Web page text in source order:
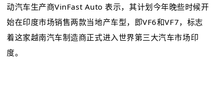
动汽车生产商VinFast Auto 表示，其计划今年晚些时候开
始在印度市场销售两款当地产车型，即VF6和VF7，标志
着这家越南汽车制造商正式进入世界第三大汽车市场印
度。